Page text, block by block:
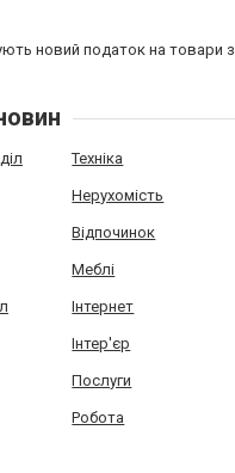
новий податок на товари
Техніка
Нерухомість
Відпочинок
Меблі
Інтернет
Інтер'єр
Послуги
Робота